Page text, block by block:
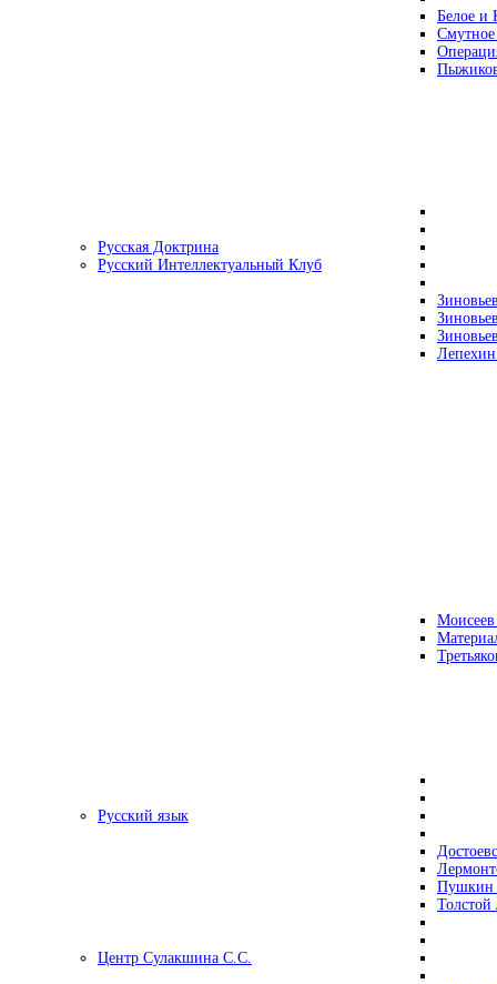
Белое и
Русская Доктрина
Русский Интеллектуальный Клуб
Русский язык
Центр Сулакшина С.С.